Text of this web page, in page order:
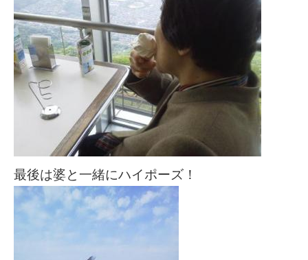
最後は婆と一緒にハイポーズ！